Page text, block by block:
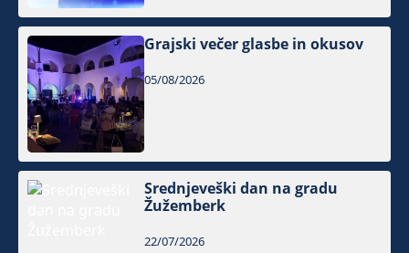
Grajski večer glasbe in okusov
05/08/2026
Srednjeveški dan na gradu
Žužemberk
22/07/2026